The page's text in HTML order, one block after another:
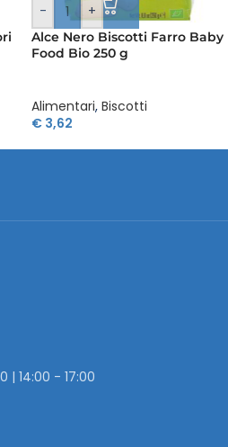
- +
Alce Nero Biscotti Farro Baby
Food Bio 250 g
Alimentari, Biscotti
€ 3,62
| 14:00 - 17:00